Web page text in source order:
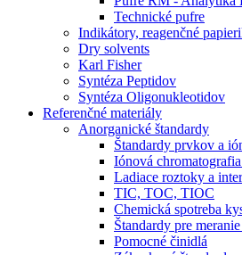
Technické pufre
Indikátory, reagenčné
Dry solvents
Karl Fisher
Syntéza Peptidov
Syntéza Oligonukleotidov
Referenčné materiály
Anorganické štandardy
Štandardy prvkov a
Iónová
Ladiace roztoky a
TIC, TOC, TIOC
Chemická spotreba
Štandardy pre
Pomocné činidlá